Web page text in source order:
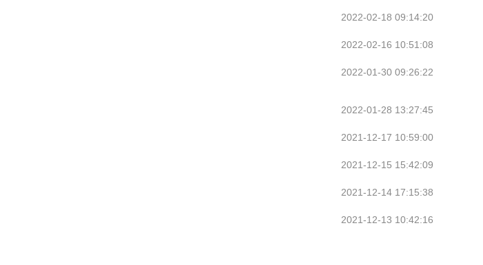
2022-02-18 09:14:20
2022-02-16 10:51:08
2022-01-30 09:26:22
2022-01-28 13:27:45
2021-12-17 10:59:00
2021-12-15 15:42:09
2021-12-14 17:15:38
2021-12-13 10:42:16